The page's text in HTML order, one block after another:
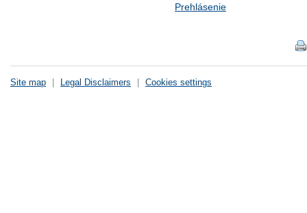
Prehlásenie
Site map Legal Disclaimers Cookies settings